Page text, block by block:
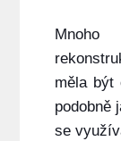
Mnoho
měla být
podobně
se